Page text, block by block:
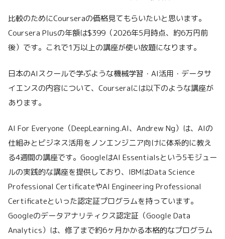
比較のためにCourseraの価格見てもらいたいと思います。
Coursera Plusの年額は$399（2026年5月時点、約6万円前
後）です。これで1万以上の講座が使い放題になります。
日本のAIスクールで学ぶような機械学習・AI活用・データサ
イエンスの内容について、Courseraには以下のような講座が
あります。
AI For Everyone（DeepLearning.AI、Andrew Ng）は、AIの
仕組みとビジネス活用をノンエンジニア向けに体系的に教え
る4週間の講座です。GoogleはAI Essentialsという5モジュー
ルの実践的な講座を提供しており、IBMはData Science
Professional CertificateやAI Engineering Professional
Certificateといった認定証プログラムを持っています。
Googleのデータアナリティクス認定証（Google Data
Analytics）は、修了まで約6ヶ月かかる本格的なプログラム